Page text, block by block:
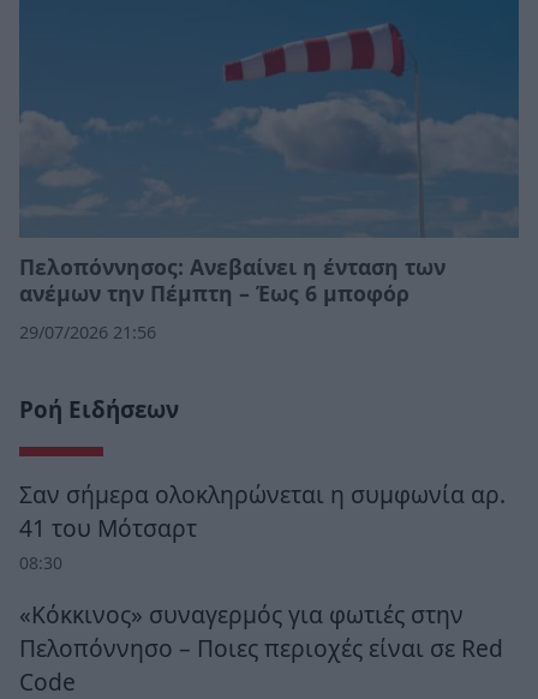
Πελοπόννησος: Ανεβαίνει η ένταση των
ανέμων την Πέμπτη – Έως 6 μποφόρ
29/07/2026 21:56
Ροή Ειδήσεων
Σαν σήμερα ολοκληρώνεται η συμφωνία αρ.
41 του Μότσαρτ
08:30
«Κόκκινος» συναγερμός για φωτιές στην
Πελοπόννησο – Ποιες περιοχές είναι σε Red
Code